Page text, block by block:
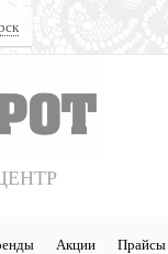
Акции Прайсы